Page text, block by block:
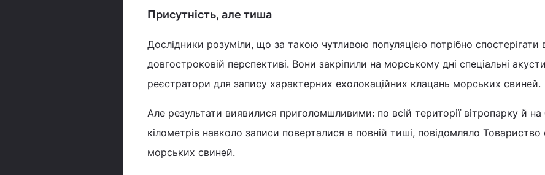
Присутність, але тиша
Дослідники розуміли, що за такою чутливою популяцією потрібно спостерігати
довгостроковій перспективі. Вони закріпили на морському дні спеціальні
реєстратори для запису характерних ехолокаційних клацань морських свиней.
Але результати виявилися приголомшливими: по всій території вітропарку й на
кілометрів навколо записи поверталися в повній тиші, повідомляло
морських свиней.